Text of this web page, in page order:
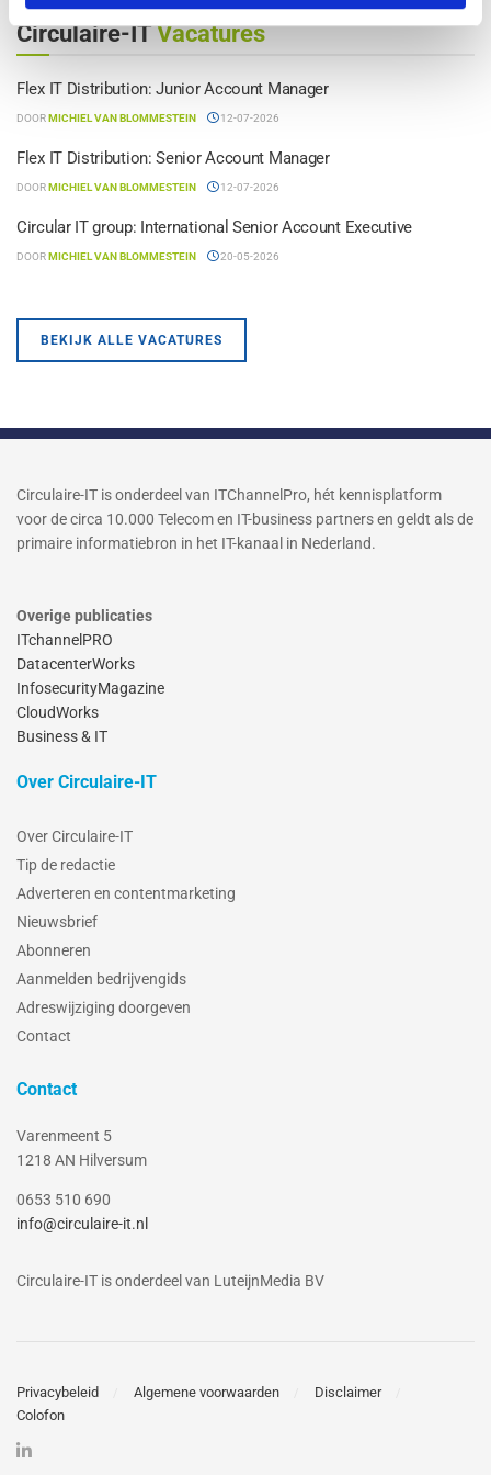
Circulaire-ITVacatures
Flex IT Distribution: Junior Account Manager
DOORMICHIEL VAN BLOMMESTEIN 12-07-2026
Flex IT Distribution: Senior Account Manager
DOORMICHIEL VAN BLOMMESTEIN 12-07-2026
Circular IT group: International Senior Account Executive
DOORMICHIEL VAN BLOMMESTEIN 20-05-2026
BEKIJK ALLE VACATURES
Circulaire-IT is onderdeel van ITChannelPro, hét kennisplatform
voor de circa 10.000 Telecom en IT-business partners en geldt als de
primaire informatiebron in het IT-kanaal in Nederland.
Overige publicaties
ITchannelPRO
DatacenterWorks
InfosecurityMagazine
CloudWorks
Business & IT
Over Circulaire-IT
Over Circulaire-IT
Tip de redactie
Adverteren en contentmarketing
Nieuwsbrief
Abonneren
Aanmelden bedrijvengids
Adreswijziging doorgeven
Contact
Contact
Varenmeent 5
1218 AN Hilversum
0653 510 690
info@circulaire-it.nl
Circulaire-IT is onderdeel van LuteijnMedia BV
Privacybeleid Algemene voorwaarden
Disclaimer
Colofon